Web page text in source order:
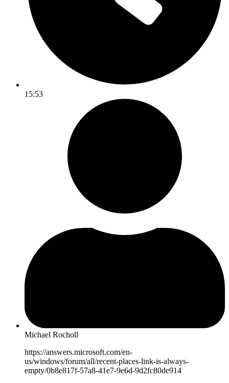
15:53
Michael Rocholl
https://answers.microsoft.com/en-
us/windows/forum/all/recent-places-link-is-always-
empty/0b8e817f-57a8-41e7-9e6d-9d2fc80de914